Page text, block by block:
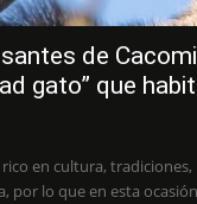
de
gato” que
en cultura,
por lo que en esta